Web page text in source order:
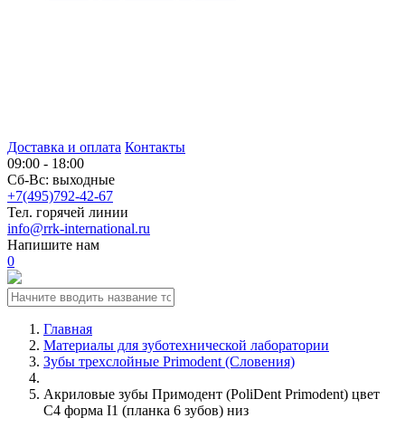
Доставка и оплата Контакты
09:00 - 18:00
Сб-Вс: выходные
+7(495)792-42-67
Тел. горячей линии
info@rrk-international.ru
Напишите нам
0
Главная
Материалы для зуботехнической лаборатории
Зубы трехслойные Primodent (Словения)
Акриловые зубы Примодент (PoliDent Primodent) цвет
C4 форма I1 (планка 6 зубов) низ